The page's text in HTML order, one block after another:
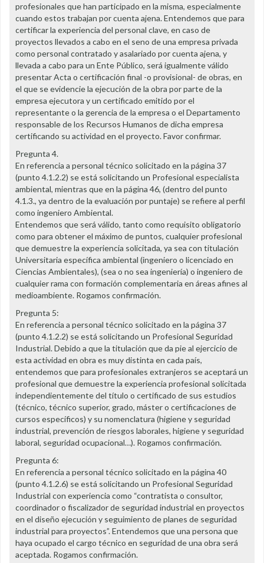
profesionales que han participado en la misma, especialmente
cuando estos trabajan por cuenta ajena. Entendemos que para
certificar la experiencia del personal clave, en caso de
proyectos llevados a cabo en el seno de una empresa privada
como personal contratado y asalariado por cuenta ajena, y
llevada a cabo para un Ente Público, será igualmente válido
presentar Acta o certificación final -o provisional- de obras, en
el que se evidencie la ejecución de la obra por parte de la
empresa ejecutora y un certificado emitido por el
representante o la gerencia de la empresa o el Departamento
responsable de los Recursos Humanos de dicha empresa
certificando su actividad en el proyecto. Favor confirmar.
Pregunta 4.
En referencia a personal técnico solicitado en la página 37
(punto 4.1.2.2) se está solicitando un Profesional especialista
ambiental, mientras que en la página 46, (dentro del punto
4.1.3., ya dentro de la evaluación por puntaje) se refiere al perfil
como ingeniero Ambiental.
Entendemos que será válido, tanto como requisito obligatorio
como para obtener el máximo de puntos, cualquier profesional
que demuestre la experiencia solicitada, ya sea con titulación
Universitaria específica ambiental (ingeniero o licenciado en
Ciencias Ambientales), (sea o no sea ingeniería) o ingeniero de
cualquier rama con formación complementaria en áreas afines al
medioambiente. Rogamos confirmación.
Pregunta 5:
En referencia a personal técnico solicitado en la página 37
(punto 4.1.2.2) se está solicitando un Profesional Seguridad
Industrial. Debido a que la titulación que da pie al ejercicio de
esta actividad en obra es muy distinta en cada país,
entendemos que para profesionales extranjeros se aceptará un
profesional que demuestre la experiencia profesional solicitada
independientemente del título o certificado de sus estudios
(técnico, técnico superior, grado, máster o certificaciones de
cursos específicos) y su nomenclatura (higiene y seguridad
industrial, prevención de riesgos laborales, higiene y seguridad
laboral, seguridad ocupacional…). Rogamos confirmación.
Pregunta 6:
En referencia a personal técnico solicitado en la página 40
(punto 4.1.2.6) se está solicitando un Profesional Seguridad
Industrial con experiencia como “contratista o consultor,
coordinador o fiscalizador de seguridad industrial en proyectos
en el diseño ejecución y seguimiento de planes de seguridad
industrial para proyectos”. Entendemos que una persona que
haya ocupado el cargo técnico en seguridad de una obra será
aceptada. Rogamos confirmación.